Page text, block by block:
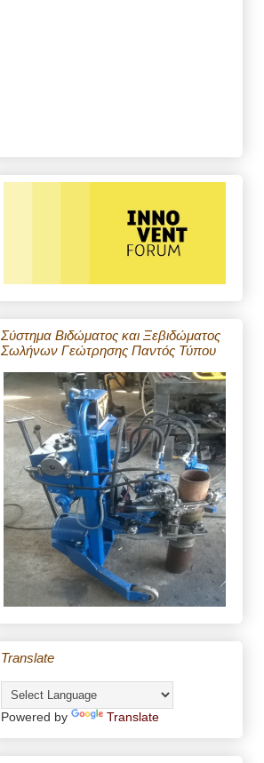
Σύστημα Βιδώματος και Ξεβιδώματος
Σωλήνων Γεώτρησης Παντός Τύπου
Translate
Powered by Translate